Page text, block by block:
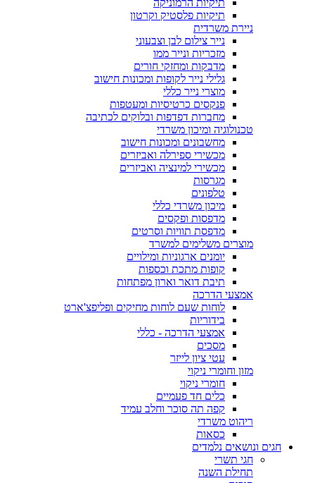
תיקיות הרמוניקה
תיקיות פלסטיק וקרטון
ניירת משרדית
נייר צילום לבן וצבעוני
מזכריות ונייר ממו
מדבקות ומחזקי חורים
גלילי נייר לקופות ומכונות חישוב
מוצרי נייר כללי
פנקסים כרטיסיות ומעטפות
מחברות דפדפות ובלוקים לכתיבה
טכנולוגיה ומיכון משרדי
מחשבונים ומכונות חישוב
מכשירי ספירלה ואביזרים
מכשירי למינציה ואביזרים
מגרסות
טלפונים
מיכון משרדי כללי
מדפסות ופקסים
מדפסת תוויות וסרטים
מוצרים משלימים למשרד
יומנים ארגוניות ומילויים
קופות מתכת וכספות
תיבת דואר וארון מפתחות
אמצעי הדרכה
לוחות שעם לוחות מחיקים ופליפצ'ארט
בידוריות
אמצעי הדרכה - כללי
מסכים
עטי ציון לייזר
מזון וחומרי ניקוי
חומרי ניקוי
כלים חד פעמיים
קפה תה סוכר וחלב עמיד
ריהוט משרדי
כסאות
חגים ונושאים נלמדים
חגי תשרי
תחילת השנה